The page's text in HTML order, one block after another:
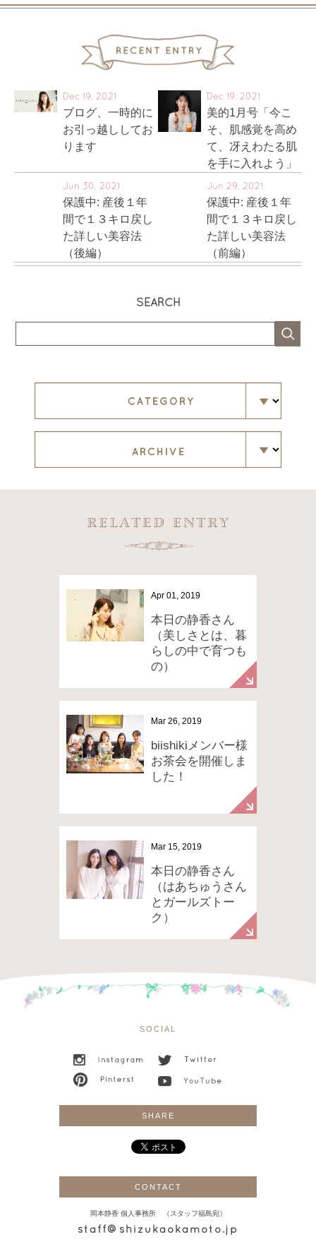
Dec 19, 2021
ブログ、一時的に
お引っ越ししてお
ります
Dec 19, 2021
美的1月号「今こ
そ、肌感覚を高め
て、冴えわたる肌
を手に入れよう」
Jun 30, 2021
保護中: 産後１年
間で１３キロ戻し
た詳しい美容法
（後編）
Jun 29, 2021
保護中: 産後１年
間で１３キロ戻し
た詳しい美容法
（前編）
SEARCH
Apr 01, 2019
本日の静香さん
（美しさとは、暮
らしの中で育つも
の）
Mar 26, 2019
biishikiメンバー様
お茶会を開催しま
した！
Mar 15, 2019
本日の静香さん
（はあちゅうさん
とガールズトー
ク）
SOCIAL
SHARE
CONTACT
岡本静香 個人事務所 （スタッフ福島宛）
staff@shizukaokamoto.jp